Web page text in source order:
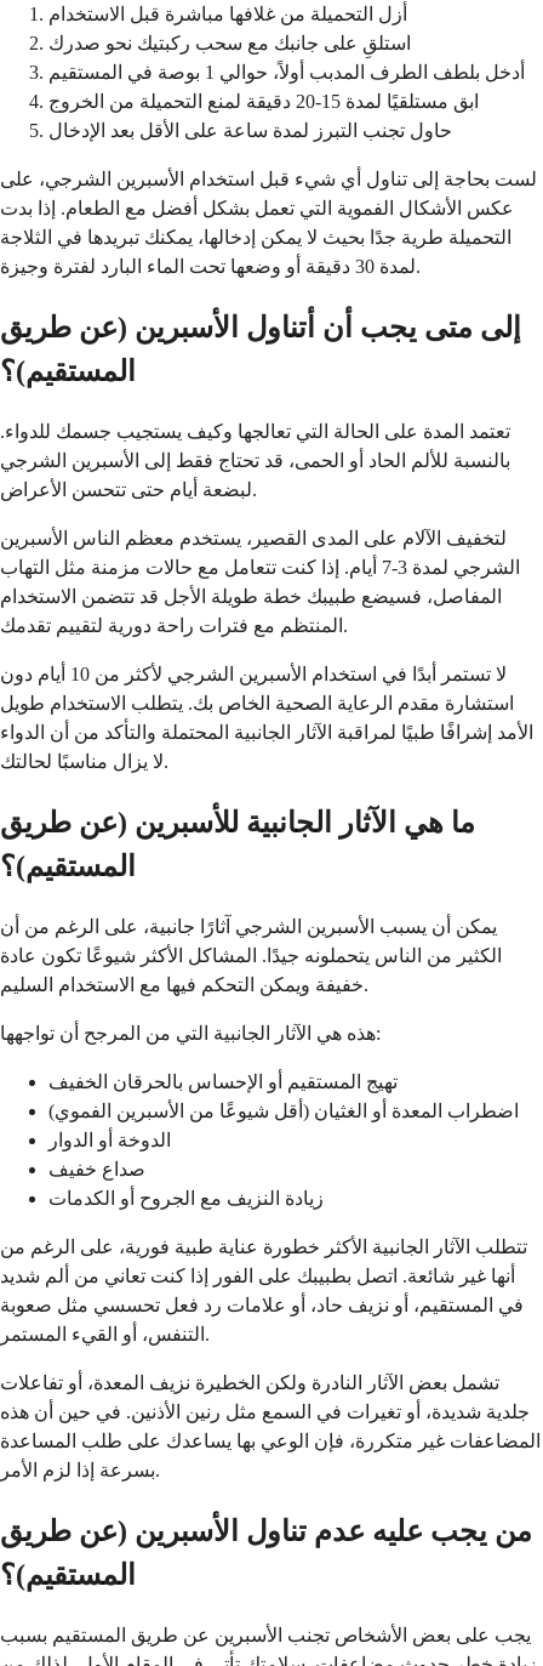
أزل التحميلة من غلافها مباشرة قبل الاستخدام
استلقِ على جانبك مع سحب ركبتيك نحو صدرك
أدخل بلطف الطرف المدبب أولاً، حوالي 1 بوصة في المستقيم
ابق مستلقيًا لمدة 15-20 دقيقة لمنع التحميلة من الخروج
حاول تجنب التبرز لمدة ساعة على الأقل بعد الإدخال
لست بحاجة إلى تناول أي شيء قبل استخدام الأسبرين الشرجي، على
عكس الأشكال الفموية التي تعمل بشكل أفضل مع الطعام. إذا بدت
التحميلة طرية جدًا بحيث لا يمكن إدخالها، يمكنك تبريدها في الثلاجة
لمدة 30 دقيقة أو وضعها تحت الماء البارد لفترة وجيزة.
إلى متى يجب أن أتناول الأسبرين (عن طريق
المستقيم)؟
تعتمد المدة على الحالة التي تعالجها وكيف يستجيب جسمك للدواء.
بالنسبة للألم الحاد أو الحمى، قد تحتاج فقط إلى الأسبرين الشرجي
لبضعة أيام حتى تتحسن الأعراض.
لتخفيف الآلام على المدى القصير، يستخدم معظم الناس الأسبرين
الشرجي لمدة 3-7 أيام. إذا كنت تتعامل مع حالات مزمنة مثل التهاب
المفاصل، فسيضع طبيبك خطة طويلة الأجل قد تتضمن الاستخدام
المنتظم مع فترات راحة دورية لتقييم تقدمك.
لا تستمر أبدًا في استخدام الأسبرين الشرجي لأكثر من 10 أيام دون
استشارة مقدم الرعاية الصحية الخاص بك. يتطلب الاستخدام طويل
الأمد إشرافًا طبيًا لمراقبة الآثار الجانبية المحتملة والتأكد من أن الدواء
لا يزال مناسبًا لحالتك.
ما هي الآثار الجانبية للأسبرين (عن طريق
المستقيم)؟
يمكن أن يسبب الأسبرين الشرجي آثارًا جانبية، على الرغم من أن
الكثير من الناس يتحملونه جيدًا. المشاكل الأكثر شيوعًا تكون عادة
خفيفة ويمكن التحكم فيها مع الاستخدام السليم.
هذه هي الآثار الجانبية التي من المرجح أن تواجهها:
تهيج المستقيم أو الإحساس بالحرقان الخفيف
اضطراب المعدة أو الغثيان (أقل شيوعًا من الأسبرين الفموي)
الدوخة أو الدوار
صداع خفيف
زيادة النزيف مع الجروح أو الكدمات
تتطلب الآثار الجانبية الأكثر خطورة عناية طبية فورية، على الرغم من
أنها غير شائعة. اتصل بطبيبك على الفور إذا كنت تعاني من ألم شديد
في المستقيم، أو نزيف حاد، أو علامات رد فعل تحسسي مثل صعوبة
التنفس، أو القيء المستمر.
تشمل بعض الآثار النادرة ولكن الخطيرة نزيف المعدة، أو تفاعلات
جلدية شديدة، أو تغيرات في السمع مثل رنين الأذنين. في حين أن هذه
المضاعفات غير متكررة، فإن الوعي بها يساعدك على طلب المساعدة
بسرعة إذا لزم الأمر.
من يجب عليه عدم تناول الأسبرين (عن طريق
المستقيم)؟
يجب على بعض الأشخاص تجنب الأسبرين عن طريق المستقيم بسبب